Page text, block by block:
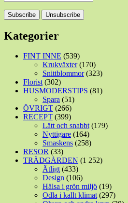
Kategorier
FINT INNE (539)
Krukväxter(170)
Snittblommor(323)
Florist(302)
HUSMODERSTIPS (81)
Spara (51)
ÖVRIGT (266)
RECEPT (399)
Lätt och snabbt(179)
Nyttigare (164)
Smaskens (258)
RESOR (33)
TRÄDGÅRDEN (1 252)
Ätligt(433)
Design (106)
Hälsa i grön miljö (19)
Odla i kallt klimat(297)